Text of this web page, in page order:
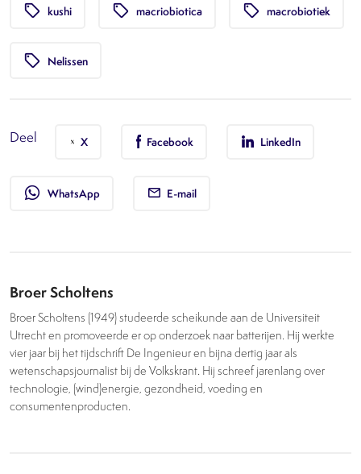
local_offer kushi local_offer macriobiotica local_offer macrobiotiek
local_offer Nelissen
Deel X Facebook LinkedIn
whatsapp WhatsApp E-mail
Broer Scholtens
Broer Scholtens (1949) studeerde scheikunde aan de Universiteit
Utrecht en promoveerde er op onderzoek naar batterijen. Hij werkte
vier jaar bij het tijdschrift De Ingenieur en bijna dertig jaar als
wetenschapsjournalist bij de Volkskrant. Hij schreef jarenlang over
technologie, (wind)energie, gezondheid, voeding en
consumentenproducten.